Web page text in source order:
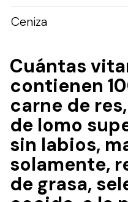
Ceniza
Cuántas
contienen
carne de
de lomo
sin labios,
solamente,
de grasa,